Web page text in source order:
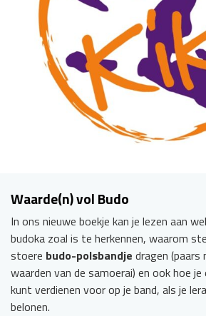
Waarde(n) vol Budo
In ons nieuwe boekje kan je lezen aan
budoka zoal is te herkennen, waarom
stoere budo-polsbandje dragen
waarden van de samoerai) en ook hoe je
kunt verdienen voor op je band, als je
belonen.